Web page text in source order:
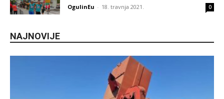
OgulinEu - 18. travnja 2021. 0
NAJNOVIJE